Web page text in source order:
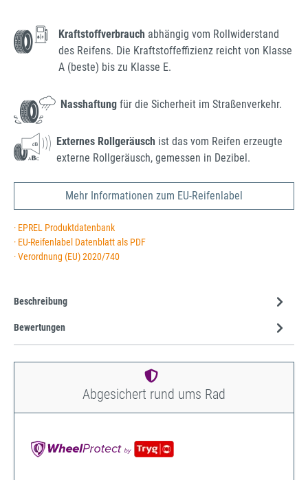
Kraftstoffverbrauch abhängig vom Rollwiderstand
des Reifens. Die Kraftstoffeffizienz reicht von Klasse
A (beste) bis zu Klasse E.
Nasshaftung für die Sicherheit im Straßenverkehr.
Externes Rollgeräusch ist das vom Reifen erzeugte
externe Rollgeräusch, gemessen in Dezibel.
Mehr Informationen zum EU-Reifenlabel
· EPREL Produktdatenbank
· EU-Reifenlabel Datenblatt als PDF
· Verordnung (EU) 2020/740
Beschreibung
Bewertungen
Abgesichert rund ums Rad